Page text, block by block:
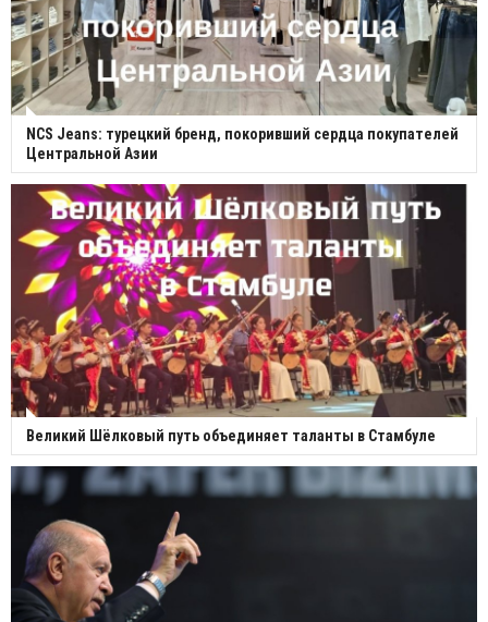
NCS Jeans: турецкий бренд, покоривший сердца покупателей
Центральной Азии
Великий Шёлковый путь объединяет таланты в Стамбуле